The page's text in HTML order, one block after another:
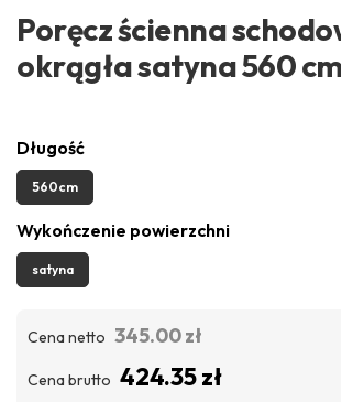
Poręcz ścienna
okrągła satyna 560 cm
Długość
560cm
Wykończenie powierzchni
satyna
Cena netto 345.00 zł
Cena brutto 424.35 zł